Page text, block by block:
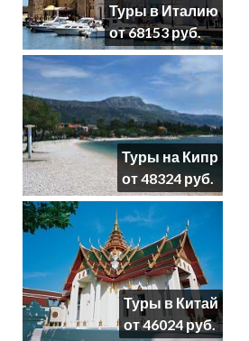
Туры в Италию
от 68153 руб.
Туры на Кипр
от 48324 руб.
Туры в Китай
от 46024 руб.